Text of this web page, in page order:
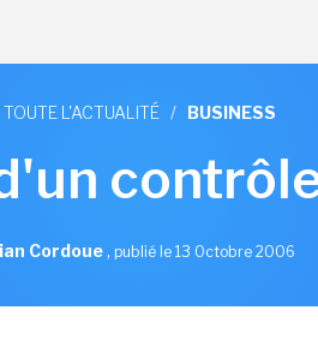
TOUTE L'ACTUALITÉ / BUSINESS
Cordoue, publié le 13 Octobre 2006